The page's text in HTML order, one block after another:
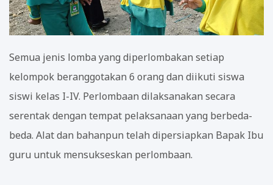
Semua jenis lomba yang diperlombakan setiap
kelompok beranggotakan 6 orang dan diikuti siswa
siswi kelas I-IV. Perlombaan dilaksanakan secara
serentak dengan tempat pelaksanaan yang berbeda-
beda. Alat dan bahanpun telah dipersiapkan Bapak Ibu
guru untuk mensukseskan perlombaan.